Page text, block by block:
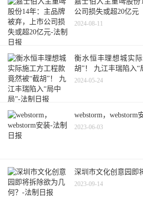
公司损失或超20亿元
2024-08-11
衡水恒丰理想城实
胡”！ 九江丰瑞陷入“
2024-05-24
webstorm，webstorm
2023-06-03
深圳市文化创意园即
2023-09-14